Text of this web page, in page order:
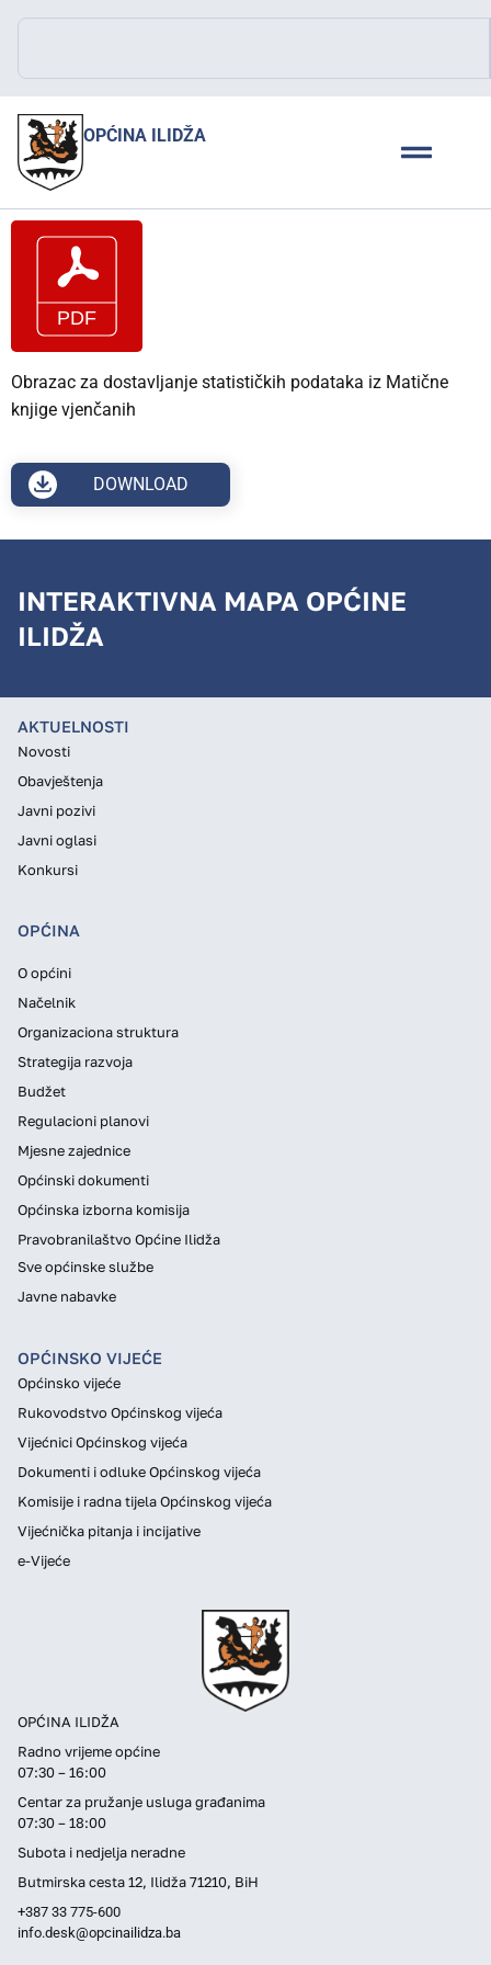
OPĆINA ILIDŽA
Obrazac za dostavljanje statističkih podataka iz Matične
knjige vjenčanih
DOWNLOAD
INTERAKTIVNA MAPA OPĆINE
ILIDŽA
OPĆINA ILIDŽA
Radno vrijeme općine
07:30 – 16:00
Centar za pružanje usluga građanima
07:30 – 18:00
Subota i nedjelja neradne
Butmirska cesta 12, Ilidža 71210, BiH
+387 33 775-600
info.desk@opcinailidza.ba
AKTUELNOSTI
Novosti
Obavještenja
Javni pozivi
Javni oglasi
Konkursi
OPĆINA
O općini
Načelnik
Organizaciona struktura
Strategija razvoja
Budžet
Regulacioni planovi
Mjesne zajednice
Općinski dokumenti
Općinska izborna komisija
Pravobranilaštvo Općine Ilidža
Sve općinske službe
Javne nabavke
OPĆINSKO VIJEĆE
Općinsko vijeće
Rukovodstvo Općinskog vijeća
Vijećnici Općinskog vijeća
Dokumenti i odluke Općinskog vijeća
Komisije i radna tijela Općinskog vijeća
Vijećnička pitanja i incijative
e-Vijeće